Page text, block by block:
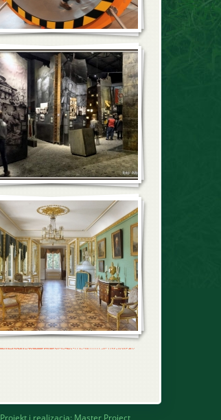
Projekt i realizacja: Master Project